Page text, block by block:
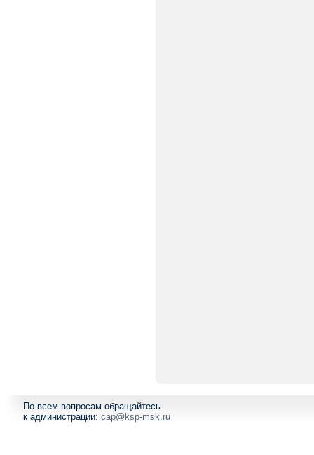
По всем вопросам обращайтесь
к администрации: cap@ksp-msk.ru